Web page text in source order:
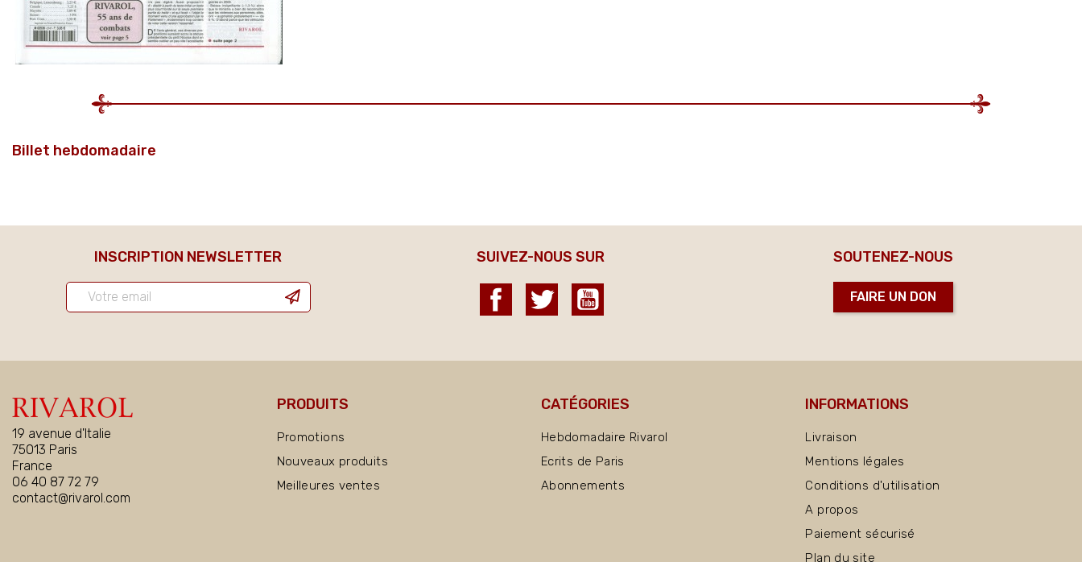
Billet hebdomadaire
INSCRIPTION NEWSLETTER SUIVEZ-NOUS SUR
Facebook Twitter
SOUTENEZ-NOUS
FAIRE UN DON
19 avenue d'Italie
75013 Paris
France
06 40 87 72 79
contact@rivarol.com
PRODUITS
Promotions
Nouveaux produits
Meilleures ventes
CATÉGORIES
Hebdomadaire Rivarol
Ecrits de Paris
Abonnements
INFORMATIONS
Livraison
Mentions légales
Conditions d'utilisation
A propos
Paiement sécurisé
Plan du site